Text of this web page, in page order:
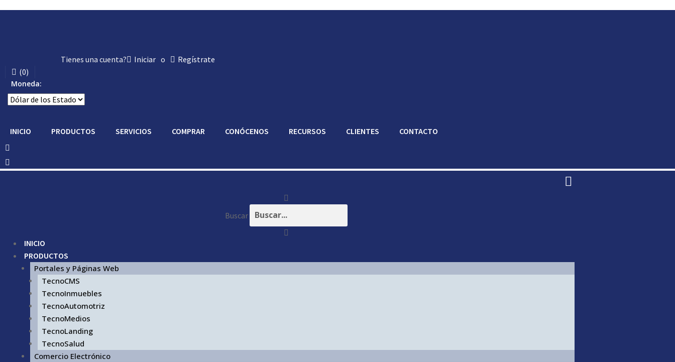
Tienes una cuenta? Iniciar o
Regístrate
(0)
Moneda:
INICIO PRODUCTOS SERVICIOS COMPRAR CONÓCENOS RECURSOS CLIENTES CONTACTO
Buscar
INICIO
PRODUCTOS
Portales y Páginas Web
TecnoCMS
TecnoInmuebles
TecnoAutomotriz
TecnoMedios
TecnoLanding
TecnoSalud
Comercio Electrónico